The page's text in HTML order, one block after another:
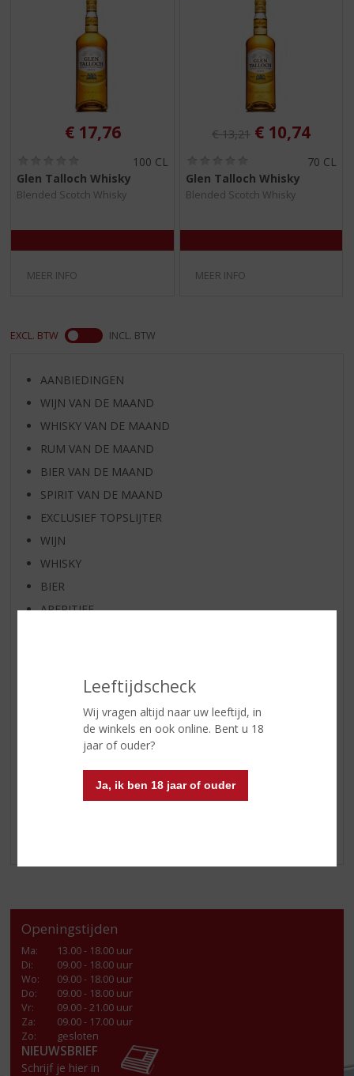
e
n
v
i
e
Leeftijdscheck
Wij vragen altijd naar uw leeftijd, in
de winkels en ook online. Bent u 18
jaar of ouder?
Ja, ik ben 18 jaar of ouder
€ 17,76
,
0
)
100 CL
Glen Talloch Whisky
Blended Scotch Whisky
MEER INFO
Originele prijs was:
€13,21 , Huidige
€ 10,74
,
0
)
70 CL
Glen Talloch Whisky
Blended Scotch Whisky
MEER INFO
EXCL. BTW INCL. BTW
AANBIEDINGEN
WIJN VAN DE MAAND
WHISKY VAN DE MAAND
RUM VAN DE MAAND
BIER VAN DE MAAND
SPIRIT VAN DE MAAND
EXCLUSIEF TOPSLIJTER
WIJN
WHISKY
BIER
APERITIEF
KANT EN KLAAR
GLASWERK
GESCHENKVERPAKKING
(RELATIE)GESCHENKEN
ALCOHOLVRIJE DRANKEN
Openingstijden
Ma:
13.00 - 18.00 uur
Di:
09.00 - 18.00 uur
Wo:
09.00 - 18.00 uur
Do:
09.00 - 18.00 uur
Vr:
09.00 - 21.00 uur
Za:
09.00 - 17.00 uur
Zo:
gesloten
NIEUWSBRIEF
Schrijf je hier in